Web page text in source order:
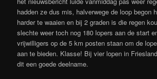
hadden ze dus mis, halverwege de loop begon
harder te waaien en bij 2 graden is die regen
slechte weer toch nog 180 lopers aan de start
vrijwilligers op de 5 km posten staan om de
aan te bieden. Klasse! Bij vier lopen in
dit een goede deelname.